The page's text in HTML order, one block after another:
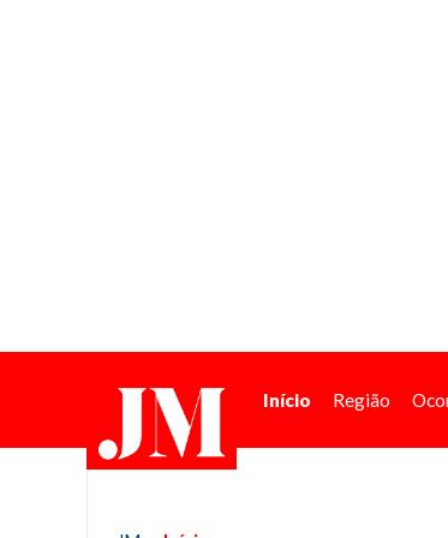
Início Região